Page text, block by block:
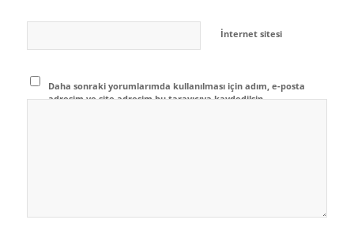
İnternet sitesi
Daha sonraki yorumlarımda kullanılması için adım, e-posta
adresim ve site adresim bu tarayıcıya kaydedilsin.